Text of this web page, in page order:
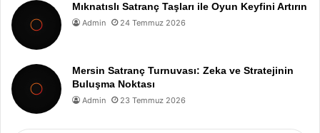
Mıknatıslı Satranç Taşları ile Oyun Keyfini Artırın
Admin 24 Temmuz 2026
Mersin Satranç Turnuvası: Zeka ve Stratejinin
Buluşma Noktası
Admin 23 Temmuz 2026